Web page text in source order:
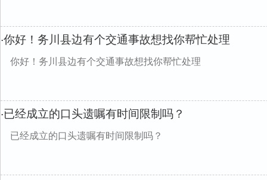
·你好！务川县边有个交通事故想找你帮忙处理
你好！务川县边有个交通事故想找你帮忙处理
·已经成立的口头遗嘱有时间限制吗？
已经成立的口头遗嘱有时间限制吗？